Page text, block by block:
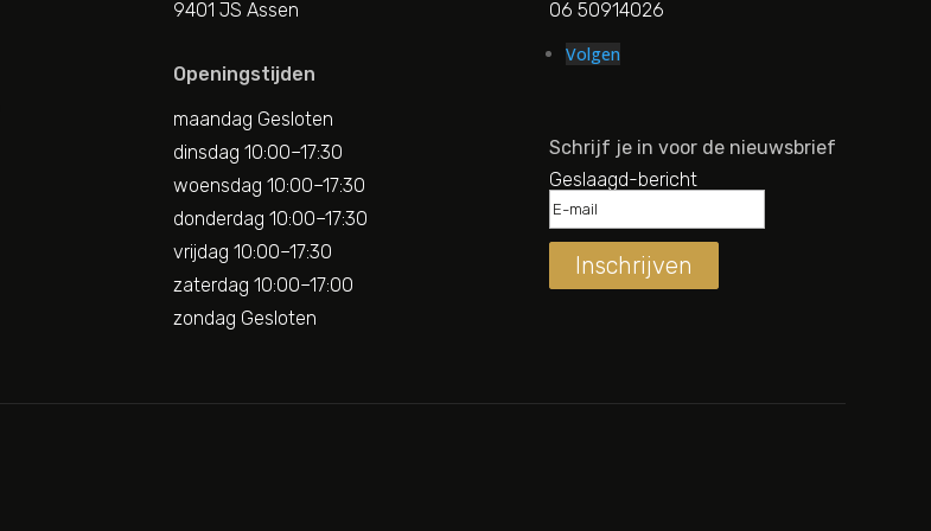
9401 JS Assen
Openingstijden
maandag Gesloten
dinsdag 10:00–17:30
woensdag 10:00–17:30
donderdag 10:00–17:30
vrijdag 10:00–17:30
zaterdag 10:00–17:00
zondag Gesloten
06 50914026
Volgen
Schrijf je in voor de nieuwsbrief
Geslaagd-bericht
Inschrijven